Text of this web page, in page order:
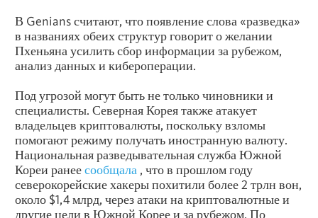
В Genians считают, что появление слова «разведка»
в названиях обеих структур говорит о желании
Пхеньяна усилить сбор информации за рубежом,
анализ данных и кибероперации.
Под угрозой могут быть не только чиновники и
специалисты. Северная Корея также атакует
владельцев криптовалюты, поскольку взломы
помогают режиму получать иностранную валюту.
Национальная разведывательная служба Южной
Кореи ранеесообщала , что в прошлом году
северокорейские хакеры похитили более 2 трлн вон,
около $1,4 млрд, через атаки на криптовалютные и
другие цели в Южной Корее и за рубежом. По